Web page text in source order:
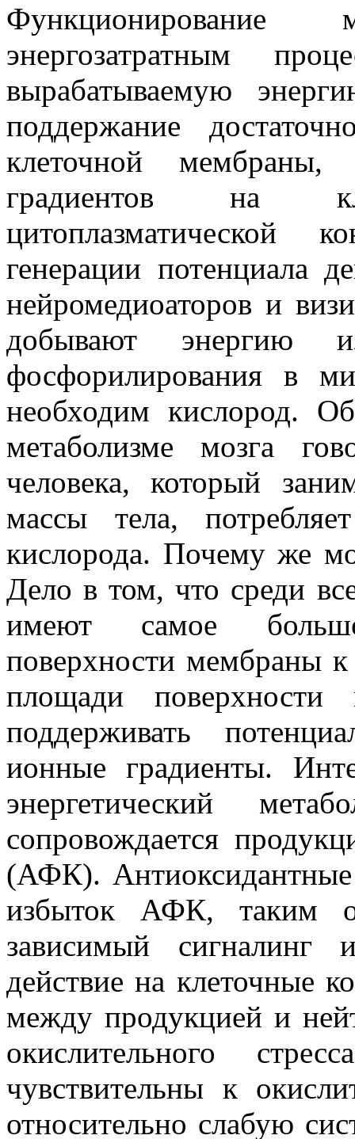
энергозатратным
вырабатываемую
поддержание
клеточной мембраны,
градиентов на
цитоплазматической
генерации потенциала
нейромедиоаторов и
добывают энергию
фосфорилирования в
необходим кислород.
метаболизме мозга
человека, который
массы тела,
кислорода. Почему же
Дело в том, что среди
имеют самое
поверхности мембраны
площади
поддерживать
ионные градиенты.
энергетический
сопровождается
(АФК). Антиоксидантные
избыток АФК, таким
зависимый
действие на клеточные
между продукцией и
окислительного
чувствительны к
относительно слабую